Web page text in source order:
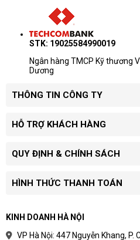
STK: 19025584990019
Ngân hàng TMCP Kỹ thương
Dương
THÔNG TIN CÔNG TY
HỖ TRỢ KHÁCH HÀNG
QUY ĐỊNH & CHÍNH SÁCH
HÌNH THỨC THANH TOÁN
KINH DOANH HÀ NỘI
VP Hà Nội: 447 Nguyễn Khang, P.